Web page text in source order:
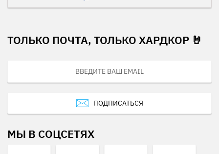
ТОЛЬКО ПОЧТА, ТОЛЬКО ХАРДКОР 🤘
ПОДПИСАТЬСЯ
МЫ В СОЦСЕТЯХ